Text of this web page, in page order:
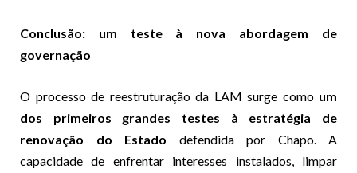
Conclusão: um teste à nova abordagem de
governação
O processo de reestruturação da LAM surge como um
dos primeiros grandes testes à estratégia de
renovação do Estado defendida por Chapo. A
capacidade de enfrentar interesses instalados, limpar